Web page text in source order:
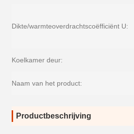
Dikte/warmteoverdrachtscoëfficiënt U:
Koelkamer deur:
Naam van het product:
Productbeschrijving